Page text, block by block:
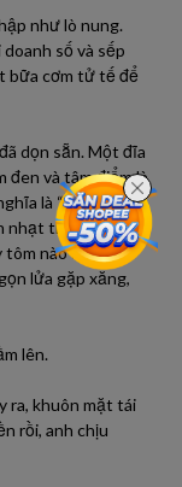
như lò nung.
số và sếp
bữa cơm tử tế để
dọn sẵn. Một đĩa
đen và tâm điểm là
là “lõng bõng
nhạt thếch màu
nào để gọi là
lửa gặp xăng,
lên.
ra, khuôn mặt tái
rồi, anh chịu